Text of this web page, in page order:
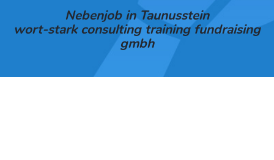
Nebenjob in Taunusstein
wort-stark consulting training fundraising
gmbh